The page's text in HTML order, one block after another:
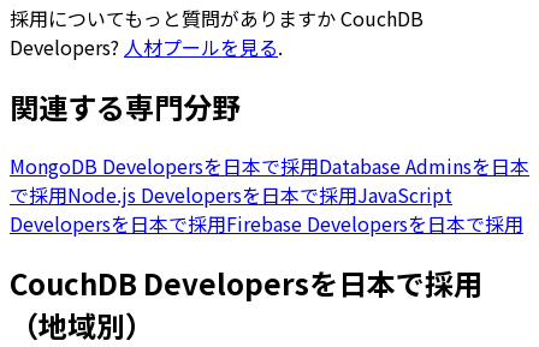
採用についてもっと質問がありますかCouchDB
Developers? 人材プールを見る.
関連する専門分野
MongoDB Developersを日本で採用Database Adminsを日本
で採用Node.js Developersを日本で採用JavaScript
Developersを日本で採用Firebase Developersを日本で採用
CouchDB Developersを日本で採用
（地域別）